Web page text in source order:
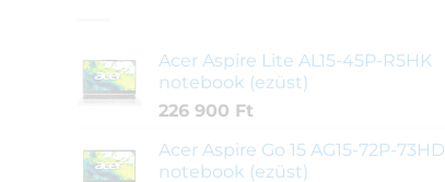
Acer Aspire Lite AL15-45P-R5HK
notebook (ezüst)
226 900 Ft
Acer Aspire Go 15 AG15-72P-73HD
notebook (ezüst)